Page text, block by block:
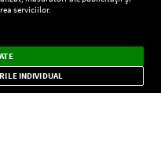
CONFIDENŢIALITATE
×
serviciilor.
INDIVIDUAL